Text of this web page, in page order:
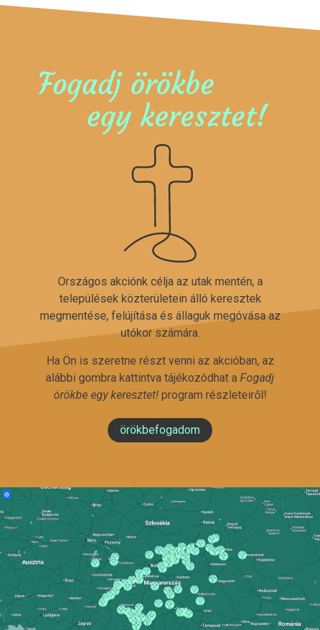
Fogadj örökbe
egy keresztet!
Országos akciónk célja az utak mentén, a
települések közterületein álló keresztek
megmentése, felújítása és állaguk megóvása az
utókor számára.
Ha Ön is szeretne részt venni az akcióban, az
alábbi gombra kattintva tájékozódhat a Fogadj
örökbe egy keresztet!program részleteiről!
örökbefogadom